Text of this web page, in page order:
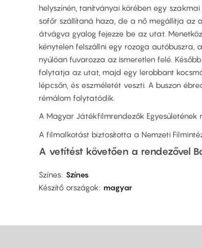
helyszínén, tanítványai körében egy szakmai
sofőr szállítaná haza, de a nő megállítja az
átvágva gyalog fejezze be az utat.
kénytelen felszállni egy rozoga autóbuszra,
nyúlóan fuvarozza az ismeretlen felé.
folytatja az utat, majd egy lerobbant
lépcsőn, és eszméletét veszti. A buszon
rémálom folytatódik.
A Magyar Játékfilmrendezők Egyesületének
A filmalkotást biztosította a Nemzeti
A vetítést követően a rendezővel
Színes Színes
Készítő országok
magyar